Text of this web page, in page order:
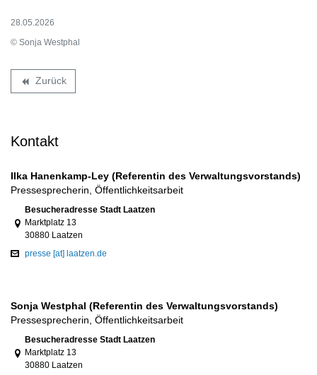
28.05.2026
© Sonja Westphal
backward Zurück
Kontakt
Ilka Hanenkamp-Ley (Referentin des Verwaltungsvorstands)
Pressesprecherin, Öffentlichkeitsarbeit
Link zur Google-Maps Navigation
Besucheradresse Stadt Laatzen
Marktplatz 13
30880 Laatzen
presse [at] laatzen.de
Sonja Westphal (Referentin des Verwaltungsvorstands)
Pressesprecherin, Öffentlichkeitsarbeit
Link zur Google-Maps Navigation
Besucheradresse Stadt Laatzen
Marktplatz 13
30880 Laatzen